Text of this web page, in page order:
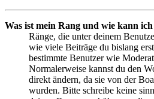
Was ist mein Rang und wie kann
Ränge, die unter deinem
wie viele Beiträge du bislang
bestimmte Benutzer wie
Normalerweise kannst du den
direkt ändern, da sie von der
wurden. Bitte schreibe keine